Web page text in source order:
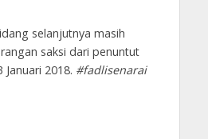
selanjutnya masih
saksi dari penuntut
2018. #fadlisenarai